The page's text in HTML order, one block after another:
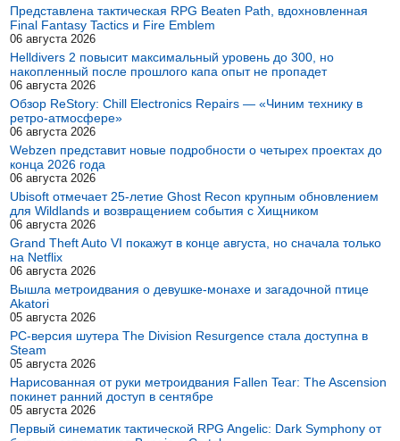
Представлена тактическая RPG Beaten Path, вдохновленная
Final Fantasy Tactics и Fire Emblem
06 августа 2026
Helldivers 2 повысит максимальный уровень до 300, но
накопленный после прошлого капа опыт не пропадет
06 августа 2026
Обзор ReStory: Chill Electronics Repairs — «Чиним технику в
ретро-атмосфере»
06 августа 2026
Webzen представит новые подробности о четырех проектах до
конца 2026 года
06 августа 2026
Ubisoft отмечает 25-летие Ghost Recon крупным обновлением
для Wildlands и возвращением события с Хищником
06 августа 2026
Grand Theft Auto VI покажут в конце августа, но сначала только
на Netflix
06 августа 2026
Вышла метроидвания о девушке-монахе и загадочной птице
Akatori
05 августа 2026
PC-версия шутера The Division Resurgence стала доступна в
Steam
05 августа 2026
Нарисованная от руки метроидвания Fallen Tear: The Ascension
покинет ранний доступ в сентябре
05 августа 2026
Первый синематик тактической RPG Angelic: Dark Symphony от